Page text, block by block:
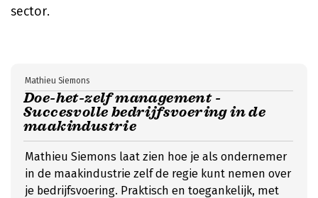
sector.
Doe-het-zelf management -
Succesvolle bedrijfsvoering in de
maakindustrie
Mathieu Siemons
Mathieu Siemons laat zien hoe je als ondernemer
in de maakindustrie zelf de regie kunt nemen over
je bedrijfsvoering. Praktisch en toegankelijk, met